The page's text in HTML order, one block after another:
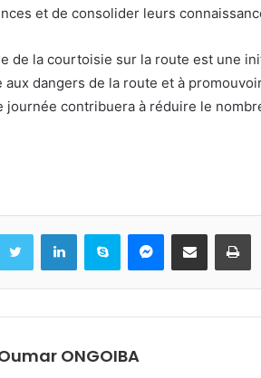
et de consolider leurs
de la courtoisie sur la route est une
aux dangers de la route et à
journée contribuera à réduire le
Twitter LinkedinSkype Messenger
Partager par email
ONGOIBA